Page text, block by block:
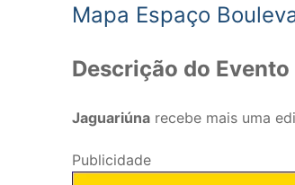
Mapa Espaço
Descrição do Evento
Jaguariúna recebe mais uma
Publicidade